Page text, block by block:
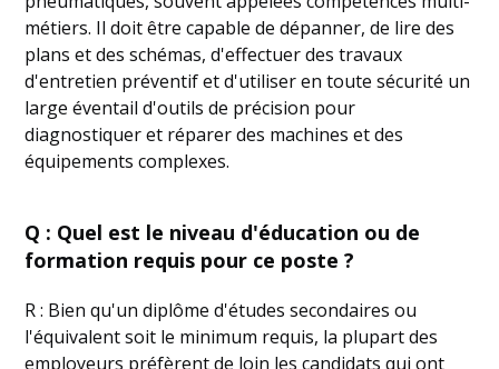
métiers. Il doit être capable de dépanner, de lire des
plans et des schémas, d'effectuer des travaux
d'entretien préventif et d'utiliser en toute sécurité un
large éventail d'outils de précision pour
diagnostiquer et réparer des machines et des
équipements complexes.
Q : Quel est le niveau d'éducation ou de
formation requis pour ce poste ?
R : Bien qu'un diplôme d'études secondaires ou
l'équivalent soit le minimum requis, la plupart des
employeurs préfèrent de loin les candidats qui ont